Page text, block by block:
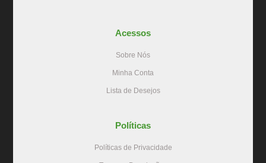
Acessos
Sobre Nós
Minha Conta
Lista de Desejos
Políticas
Políticas de Privacidade